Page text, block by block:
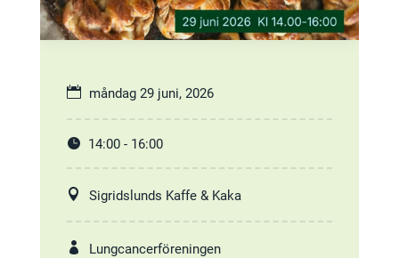
måndag 29 juni, 2026
14:00 - 16:00
Sigridslunds Kaffe & Kaka
Lungcancerföreningen